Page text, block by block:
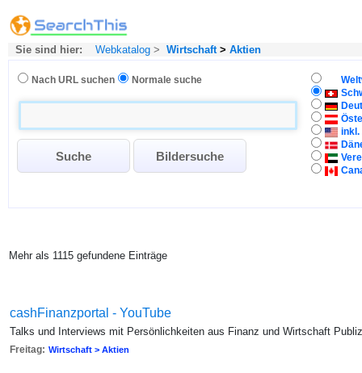
Sie sind hier: Webkatalog > Wirtschaft> Aktien
Nach URL suchen Normale suche
inkl.
Mehr als 1115 gefundene Einträge
cashFinanzportal - YouTube
Talks und Interviews mit Persönlichkeiten aus Finanz und Wirtschaft
Freitag: Wirtschaft > Aktien